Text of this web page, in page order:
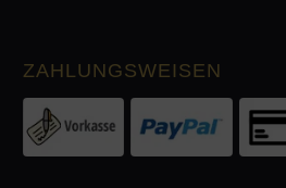
ZAHLUNGSWEISEN